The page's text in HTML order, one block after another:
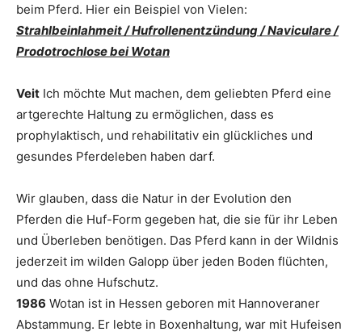
beim Pferd. Hier ein Beispiel von Vielen:
Strahlbeinlahmeit / Hufrollenentzündung / Naviculare /
Prodotrochlose bei Wotan
Veit Ich möchte Mut machen, dem geliebten Pferd eine
artgerechte Haltung zu ermöglichen, dass es
prophylaktisch, und rehabilitativ ein glückliches und
gesundes Pferdeleben haben darf.
Wir glauben, dass die Natur in der Evolution den
Pferden die Huf-Form gegeben hat, die sie für ihr Leben
und Überleben benötigen. Das Pferd kann in der Wildnis
jederzeit im wilden Galopp über jeden Boden flüchten,
und das ohne Hufschutz.
1986 Wotan ist in Hessen geboren mit Hannoveraner
Abstammung. Er lebte in Boxenhaltung, war mit Hufeisen